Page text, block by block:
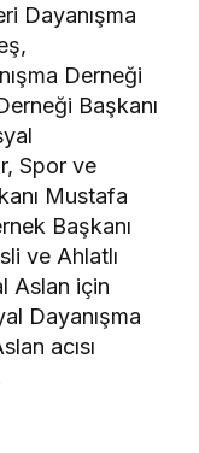
Dayanışma
Derneği
Başkanı
Spor ve
Mustafa
Başkanı
ve Ahlatlı
Aslan için
Dayanışma
acısı